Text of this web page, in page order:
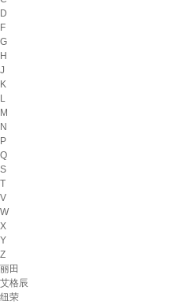
D
F
G
H
J
K
L
M
N
P
Q
S
T
V
W
X
Y
Z
丽田
艾格辰
纽荣